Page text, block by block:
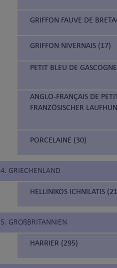
GRIFFON FAUVE DE
GRIFFON NIVERNAIS (17)
PETIT BLEU DE
ANGLO-FRANÇAIS DE
FRANZÖSISCHER
PORCELAINE (30)
4. GRIECHENLAND
HELLINIKOS ICHNILATIS
5. GROßBRITANNIEN
HARRIER (295)